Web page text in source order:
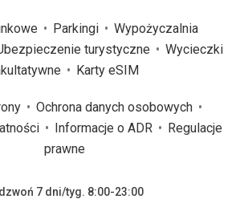
Parkingi
Wypożyczalnia
turystyczne
Wycieczki
Karty eSIM
Ochrona danych osobowych
Informacje o ADR
Regulacje
prawne
7 dni/tyg. 8:00-23:00